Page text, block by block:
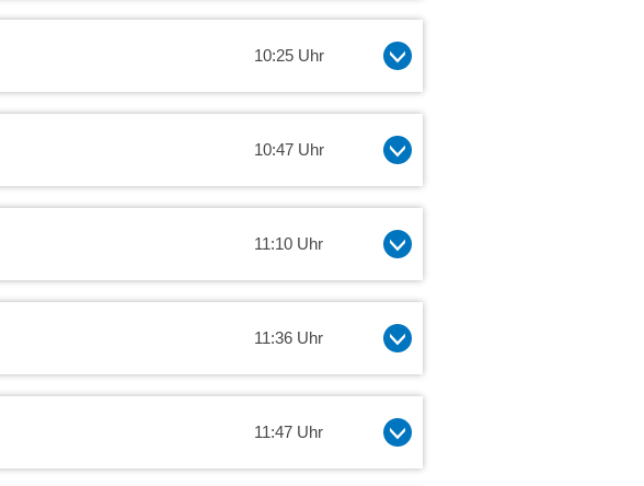
10:25 Uhr
10:47 Uhr
11:10 Uhr
11:36 Uhr
11:47 Uhr